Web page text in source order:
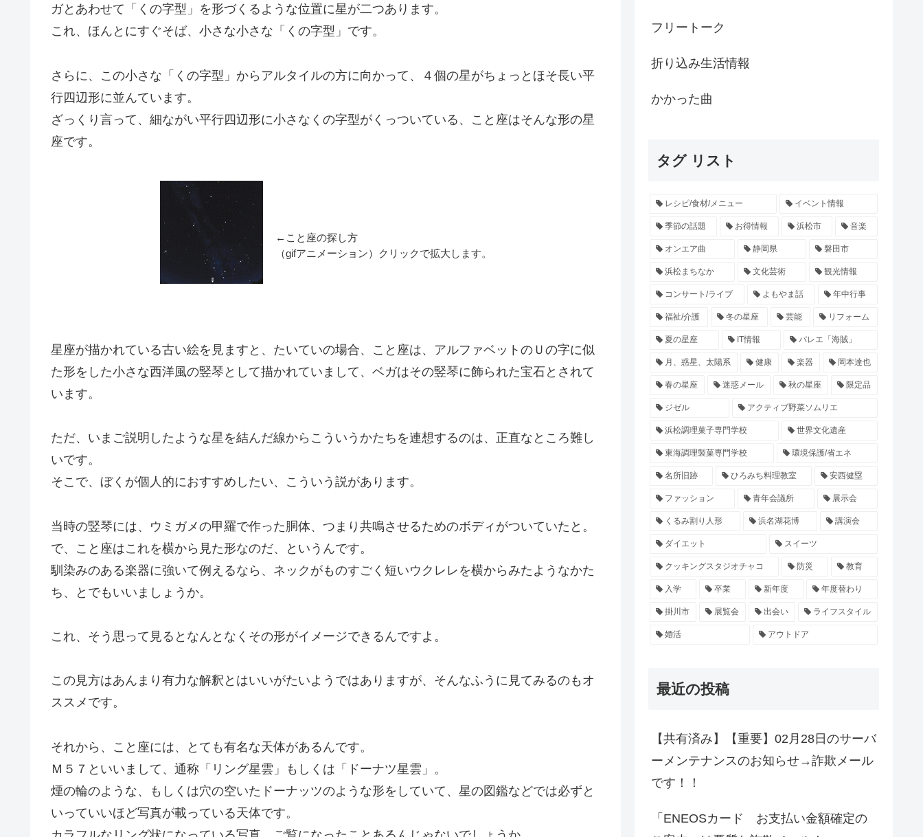
ガとあわせて「くの字型」を形づくるような位置に星が二つあります。
これ、ほんとにすぐそば、小さな小さな「くの字型」です。
さらに、この小さな「くの字型」からアルタイルの方に向かって、４個の星がちょっとほそ長い平
行四辺形に並んています。
ざっくり言って、細ながい平行四辺形に小さなくの字型がくっついている、こと座はそんな形の星
座です。
←こと座の探し方
（gifアニメーション）クリックで拡大します。
星座が描かれている古い絵を見ますと、たいていの場合、こと座は、アルファベットのＵの字に似
た形をした小さな西洋風の竪琴として描かれていまして、ベガはその竪琴に飾られた宝石とされて
います。
ただ、いまご説明したような星を結んだ線からこういうかたちを連想するのは、正直なところ難し
いです。
そこで、ぼくが個人的におすすめしたい、こういう説があります。
当時の竪琴には、ウミガメの甲羅で作った胴体、つまり共鳴させるためのボディがついていたと。
で、こと座はこれを横から見た形なのだ、というんです。
馴染みのある楽器に強いて例えるなら、ネックがものすごく短いウクレレを横からみたようなかた
ち、とでもいいましょうか。
これ、そう思って見るとなんとなくその形がイメージできるんですよ。
この見方はあんまり有力な解釈とはいいがたいようではありますが、そんなふうに見てみるのもオ
ススメです。
それから、こと座には、とても有名な天体があるんです。
Ｍ５７といいまして、通称「リング星雲」もしくは「ドーナツ星雲」。
煙の輪のような、もしくは穴の空いたドーナッツのような形をしていて、星の図鑑などでは必ずと
いっていいほど写真が載っている天体です。
フリートーク
折り込み生活情報
かかった曲
タグ リスト
レシピ/食材/メニュー イベント情報
季節の話題 お得情報 浜松市 音楽
オンエア曲 静岡県 磐田市
浜松まちなか 文化芸術 観光情報
コンサート/ライブ よもやま話 年中行事
福祉/介護 冬の星座 芸能 リフォーム
夏の星座 IT情報 バレエ「海賊」
月、惑星、太陽系 健康 楽器 岡本達也
春の星座 迷惑メール 秋の星座 限定品
ジゼル アクティブ野菜ソムリエ
浜松調理菓子専門学校 世界文化遺産
東海調理製菓専門学校 環境保護/省エネ
名所旧跡 ひろみち料理教室 安西健塁
ファッション 青年会議所 展示会
くるみ割り人形 浜名湖花博 講演会
ダイエット スイーツ
クッキングスタジオチャコ 防災 教育
入学 卒業 新年度 年度替わり
掛川市 展覧会 出会い ライフスタイル
婚活 アウトドア
最近の投稿
【共有済み】【重要】02月28日のサーバ
ーメンテナンスのお知らせ→詐欺メール
です！！
「ENEOSカード お支払い金額確定の